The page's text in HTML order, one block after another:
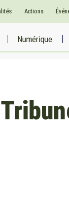
Actions
Numérique